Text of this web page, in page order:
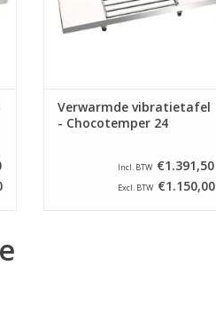
Verwarmde vibratietafel
- Chocotemper 24
Incl. BTW €1.391,50
Excl. BTW €1.150,00